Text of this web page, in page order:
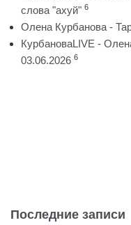
слова "ахуй" 6
Олена Курбанова -
КурбановаLIVE -
03.06.2026 6
Последние записи